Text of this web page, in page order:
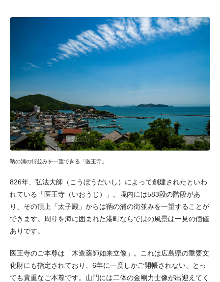
鞆の浦の街並みを一望できる「医王寺」
826年、弘法大師（こうぼうだいし）によって創建されたといわ
れている「医王寺（いおうじ）」。境内には583段の階段があ
り、その頂上「太子殿」からは鞆の浦の街並みを一望することが
できます。周りを海に囲まれた港町ならではの風景は一見の価値
ありです。
医王寺のご本尊は「木造薬師如来立像」。これは広島県の重要文
化財にも指定されており、6年に一度しかご開帳されない、とっ
ても貴重なご本尊です。山門には二体の金剛力士像が出迎えてく